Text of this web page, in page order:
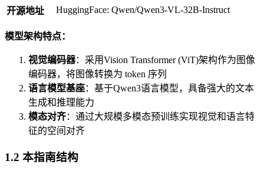
开源地址
HuggingFace: Qwen/Qwen3-VL-32B-Instruct
模型架构特点：
视觉编码器：采用Vision Transformer (ViT)架构作为图像
编码器，将图像转换为 token 序列
语言模型基座：基于Qwen3语言模型，具备强大的文本
生成和推理能力
模态对齐：通过大规模多模态预训练实现视觉和语言特
征的空间对齐
1.2 本指南结构